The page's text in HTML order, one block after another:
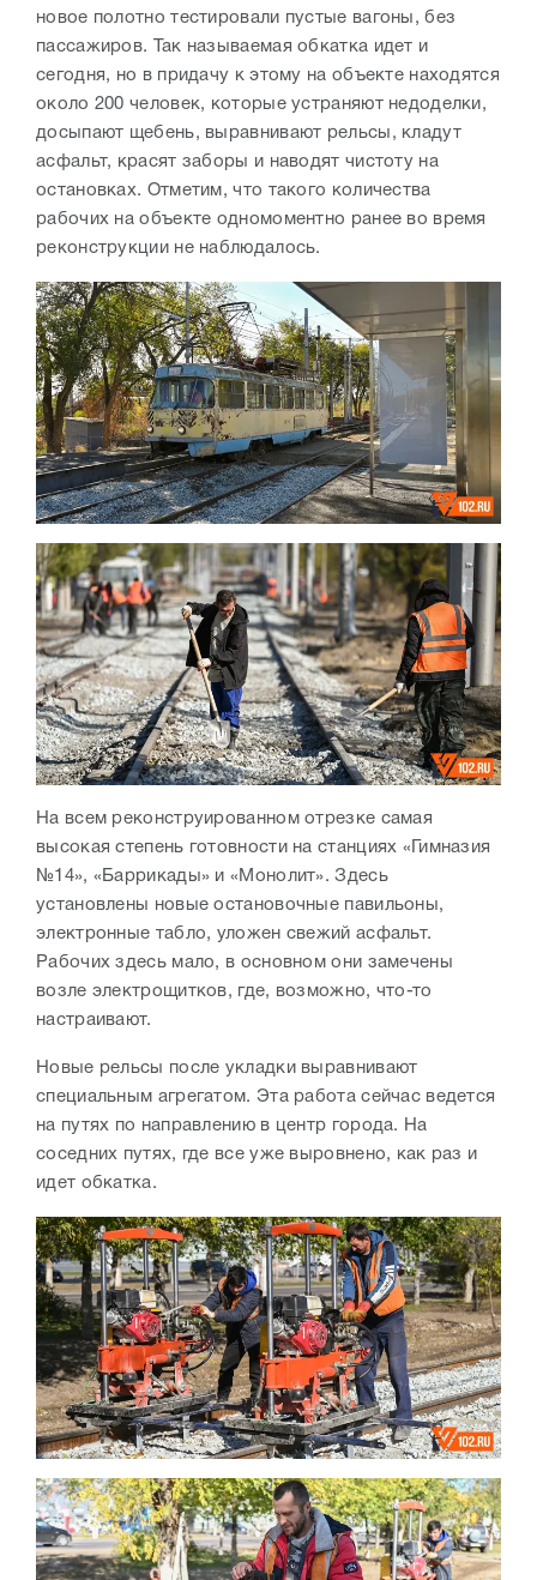
новое полотно тестировали пустые вагоны, без
пассажиров. Так называемая обкатка идет и
сегодня, но в придачу к этому на объекте находятся
около 200 человек, которые устраняют недоделки,
досыпают щебень, выравнивают рельсы, кладут
асфальт, красят заборы и наводят чистоту на
остановках. Отметим, что такого количества
рабочих на объекте одномоментно ранее во время
реконструкции не наблюдалось.
На всем реконструированном отрезке самая
высокая степень готовности на станциях «Гимназия
№14», «Баррикады» и «Монолит». Здесь
установлены новые остановочные павильоны,
электронные табло, уложен свежий асфальт.
Рабочих здесь мало, в основном они замечены
возле электрощитков, где, возможно, что-то
настраивают.
Новые рельсы после укладки выравнивают
специальным агрегатом. Эта работа сейчас ведется
на путях по направлению в центр города. На
соседних путях, где все уже выровнено, как раз и
идет обкатка.